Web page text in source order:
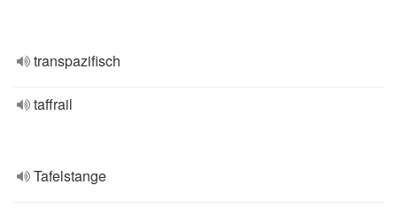
transpazifisch
taffrail
Tafelstange